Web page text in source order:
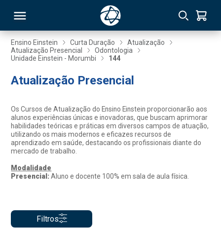
Ensino Einstein Curta Duração
Atualização
Atualização Presencial
Odontologia
Unidade Einstein - Morumbi
144
Atualização Presencial
Os Cursos de Atualização do Ensino Einstein proporcionarão aos
alunos experiências únicas e inovadoras, que buscam aprimorar
habilidades teóricas e práticas em diversos campos de atuação,
utilizando os mais modernos e eficazes recursos de
aprendizado em saúde, destacando os profissionais diante do
mercado de trabalho.
Modalidade
Presencial:Aluno e docente 100% em sala de aula física.
Filtros